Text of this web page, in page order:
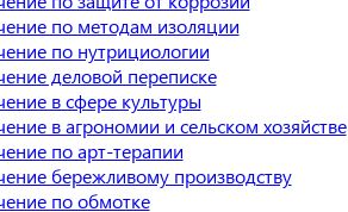
по методам изоляции
по нутрициологии
деловой переписке
в сфере культуры
в агрономии и сельском хозяйстве
по арт-терапии
бережливому производству
по обмотке